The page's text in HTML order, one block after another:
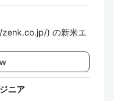
) の新米エ
ニア